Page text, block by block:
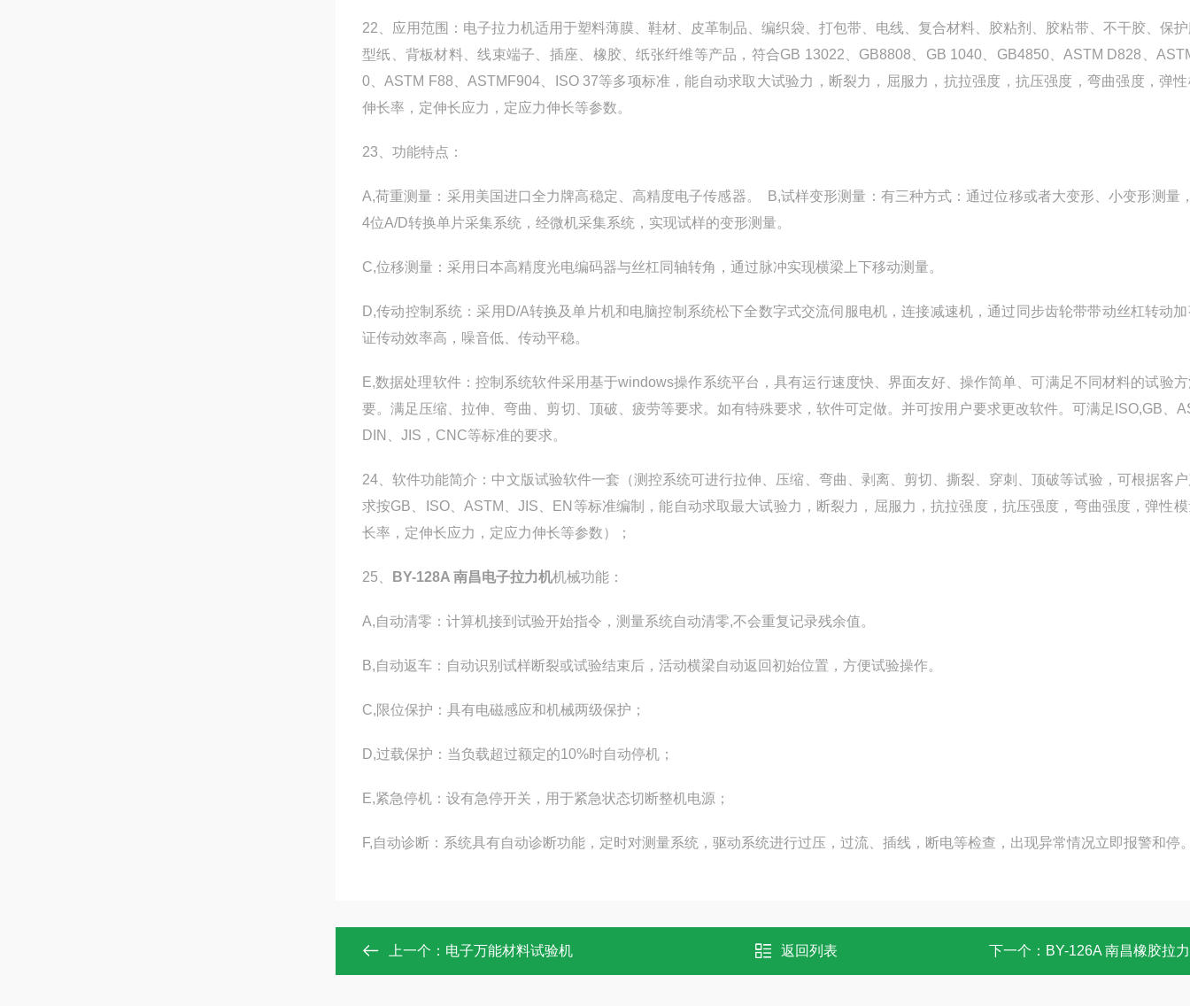
22、应用范围：电子拉力机适用于塑料薄膜、鞋材、皮革制品、编织袋、打包带、电线、复合材料、胶粘剂、胶粘带、不干胶、保
型纸、背板材料、线束端子、插座、橡胶、纸张纤维等产品，符合GB 13022、GB8808、GB 1040、GB4850、ASTM D828、
0、ASTM F88、ASTMF904、ISO 37等多项标准，能自动求取大试验力，断裂力，屈服力，抗拉强度，抗压强度，弯曲强度，弹
伸长率，定伸长应力，定应力伸长等参数。
23、功能特点：
A,荷重测量：采用美国进口全力牌高稳定、高精度电子传感器。 B,试样变形测量：有三种方式：通过位移或者大变形、小变形测量
4位A/D转换单片采集系统，经微机采集系统，实现试样的变形测量。
C,位移测量：采用日本高精度光电编码器与丝杠同轴转角，通过脉冲实现横梁上下移动测量。
D,传动控制系统：采用D/A转换及单片机和电脑控制系统松下全数字式交流伺服电机，连接减速机，通过同步齿轮带带动丝杠转动
证传动效率高，噪音低、传动平稳。
E,数据处理软件：控制系统软件采用基于windows操作系统平台，具有运行速度快、界面友好、操作简单、可满足不同材料的试验
要。满足压缩、拉伸、弯曲、剪切、顶破、疲劳等要求。如有特殊要求，软件可定做。并可按用户要求更改软件。可满足ISO,GB、
DIN、JIS，CNC等标准的要求。
24、软件功能简介：中文版试验软件一套（测控系统可进行拉伸、压缩、弯曲、剥离、剪切、撕裂、穿刺、顶破等试验，可根据客
求按GB、ISO、ASTM、JIS、EN等标准编制，能自动求取最大试验力，断裂力，屈服力，抗拉强度，抗压强度，弯曲强度，弹性
长率，定伸长应力，定应力伸长等参数）；
25、 BY-128A 南昌电子拉力机机械功能：
A,自动清零：计算机接到试验开始指令，测量系统自动清零,不会重复记录残余值。
B,自动返车：自动识别试样断裂或试验结束后，活动横梁自动返回初始位置，方便试验操作。
C,限位保护：具有电磁感应和机械两级保护；
D,过载保护：当负载超过额定的10%时自动停机；
E,紧急停机：设有急停开关，用于紧急状态切断整机电源；
F,自动诊断：系统具有自动诊断功能，定时对测量系统，驱动系统进行过压，过流、插线，断电等检查，出现异常情况立即报警和停
上一个： 电子万能材料试验机 返回列表 下一个： BY-126A 南昌橡胶拉